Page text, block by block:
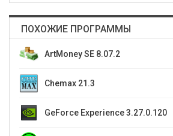
ПОХОЖИЕ ПРОГРАММЫ
ArtMoney SE 8.07.2
Chemax 21.3
GeForce Experience 3.27.0.120